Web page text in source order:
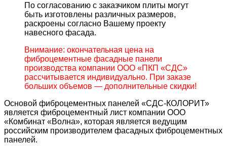
По согласованию с заказчиком плиты могут
быть изготовлены различных размеров,
раскроены согласно Вашему проекту
навесного фасада.
Внимание: окончательная цена на
фиброцементные фасадные панели
производства компании ООО «ПКП «СДС»
рассчитывается индивидуально. При заказе
больших объемов — дополнительные скидки!
Основой фиброцементных панелей «СДС-КОЛОРИТ»
является фиброцементный лист компании ООО
«Комбинат «Волна», которая является ведущим
российским производителем фасадных фиброцементных
панелей.